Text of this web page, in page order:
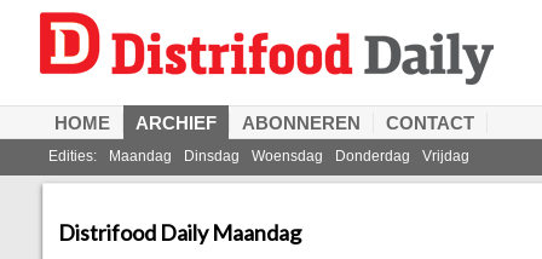
HOME
Edities: Maandag Dinsdag Woensdag Donderdag Vrijdag
ARCHIEF ABONNEREN CONTACT
Distrifood Daily Maandag